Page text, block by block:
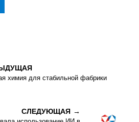
химия для стабильной фабрики
СЛЕДУЮЩАЯ